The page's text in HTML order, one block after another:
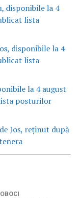
disponibile la 4
lista
disponibile la 4
lista
la 4 august
posturilor
Jos, reținut după